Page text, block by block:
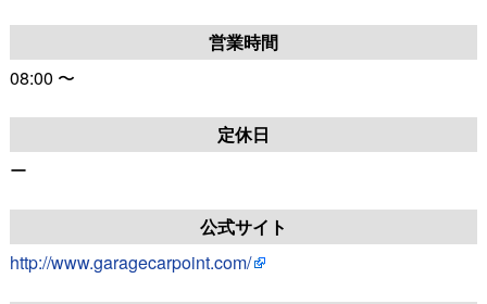
営業時間
08:00 〜
定休日
ー
公式サイト
http://www.garagecarpoint.com/